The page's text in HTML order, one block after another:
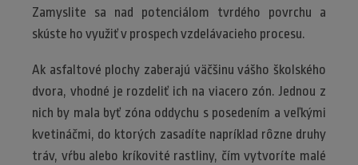
Zamyslite sa nad potenciálom tvrdého povrchu a
skúste ho využiť v prospech vzdelávacieho procesu.
Ak asfaltové plochy zaberajú väčšinu vášho školského
dvora, vhodné je rozdeliť ich na viacero zón. Jednou z
nich by mala byť zóna oddychu s posedením a veľkými
kvetináčmi, do ktorých zasadíte napríklad rôzne druhy
tráv, vŕbu alebo kríkovité rastliny, čím vytvoríte malé